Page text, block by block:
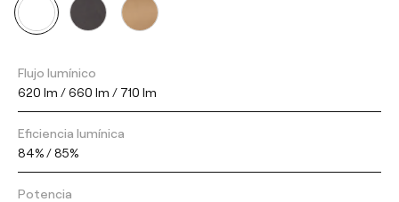
Flujo lumínico
620 lm / 660 lm / 710 lm
Eficiencia lumínica
84% / 85%
Potencia